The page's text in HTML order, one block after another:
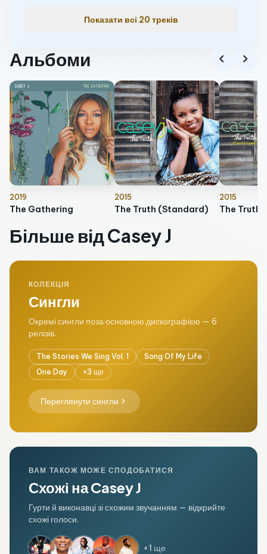
Показати всі 20 треків
Альбоми chevron_left chevron_right
2019
The Gathering
2015
The Truth (Standard)
2015
Більше від Casey J
КОЛЕКЦІЯ
Сингли
Окремі сингли поза основною дискографією — 6
релізів.
The Stories We Sing Vol. 1
Song Of My Life
One Day
+3 ще
Переглянути сингли chevron_right
ВАМ ТАКОЖ МОЖЕ СПОДОБАТИСЯ
Схожі на Casey J
Гурти й виконавці зі схожим звучанням — відкрийте
схожі голоси.
+1 ще